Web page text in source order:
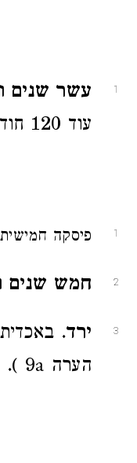
1 עשר שנים
עוד 120 חודש.
1 פיסקה
2 חמש שנים
3 ירד
הערה 9a ).